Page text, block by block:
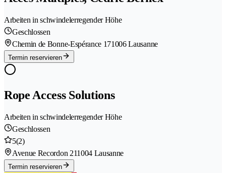
Arbeiten in schwindelerregender Höhe
Geschlossen
Chemin de Bonne-Espérance 171006 Lausanne
Termin reservieren
Rope Access Solutions
Arbeiten in schwindelerregender Höhe
Geschlossen
5(2)
Avenue Recordon 211004 Lausanne
Termin reservieren